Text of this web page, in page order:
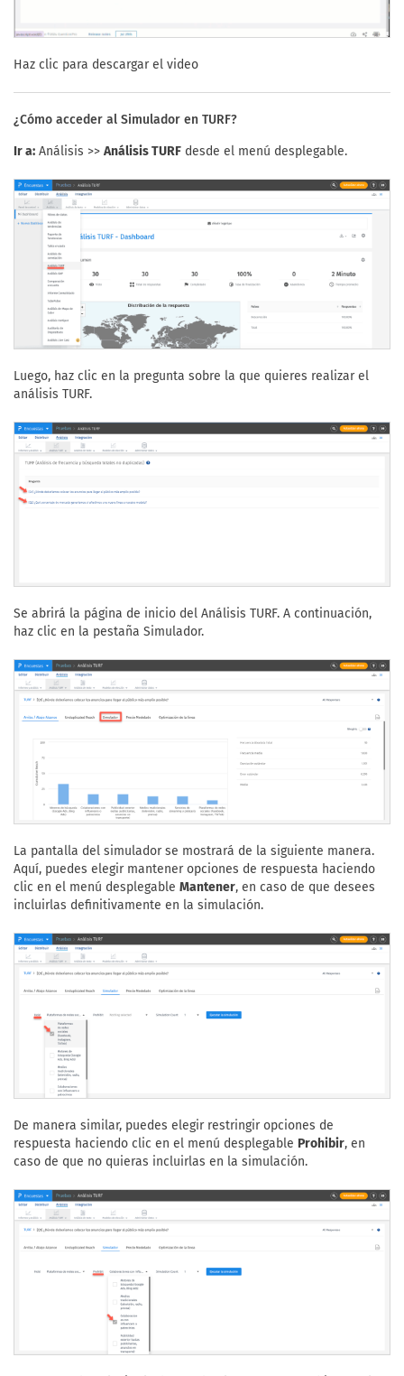
Haz clic para descargar el video
¿Cómo acceder al Simulador en TURF?
Ir a: Análisis >> Análisis TURF desde el menú desplegable.
Luego, haz clic en la pregunta sobre la que quieres realizar el
análisis TURF.
Se abrirá la página de inicio del Análisis TURF. A continuación,
haz clic en la pestaña Simulador.
La pantalla del simulador se mostrará de la siguiente manera.
Aquí, puedes elegir mantener opciones de respuesta haciendo
clic en el menú desplegable Mantener, en caso de que desees
incluirlas definitivamente en la simulación.
De manera similar, puedes elegir restringir opciones de
respuesta haciendo clic en el menú desplegable Prohibir, en
caso de que no quieras incluirlas en la simulación.